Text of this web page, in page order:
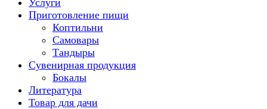
Услуги
Приготовление пищи
Коптильни
Самовары
Тандыры
Сувенирная продукция
Бокалы
Литература
Товар для дачи